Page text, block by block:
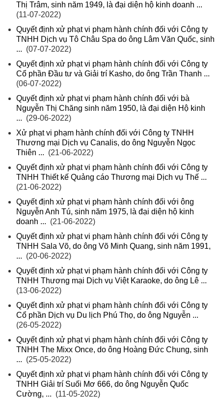
Thị Trâm, sinh năm 1949, là đại diện hộ kinh doanh ...
(11-07-2022)
Quyết định xử phạt vi phạm hành chính đối với Công ty
TNHH Dịch vụ Tô Châu Spa do ông Lâm Văn Quốc, sinh
... (07-07-2022)
Quyết định xử phạt vi phạm hành chính đối với Công ty
Cổ phần Đầu tư và Giải trí Kasho, do ông Trần Thanh ...
(06-07-2022)
Quyết định xử phạt vi phạm hành chính đối với bà
Nguyễn Thị Chăng sinh năm 1950, là đại diện Hộ kinh
... (29-06-2022)
Xử phạt vi phạm hành chính đối với Công ty TNHH
Thương mại Dịch vụ Canalis, do ông Nguyễn Ngọc
Thiên ... (21-06-2022)
Quyết định xử phạt vi phạm hành chính đối với Công ty
TNHH Thiết kế Quảng cáo Thương mại Dịch vụ Thế ...
(21-06-2022)
Quyết định xử phạt vi phạm hành chính đối với ông
Nguyễn Anh Tú, sinh năm 1975, là đại diện hộ kinh
doanh ... (21-06-2022)
Quyết định xử phạt vi phạm hành chính đối với Công ty
TNHH Sala Võ, do ông Võ Minh Quang, sinh năm 1991,
... (20-06-2022)
Quyết định xử phạt vi phạm hành chính đối với Công ty
TNHH Thương mại Dịch vụ Việt Karaoke, do ông Lê ...
(13-06-2022)
Quyết định xử phạt vi phạm hành chính đối với Công ty
Cổ phần Dịch vụ Du lịch Phú Thọ, do ông Nguyễn ...
(26-05-2022)
Quyết định xử phạt vi phạm hành chính đối với Công ty
TNHH The Mixx Once, do ông Hoàng Đức Chung, sinh
... (25-05-2022)
Quyết định xử phạt vi phạm hành chính đối với Công ty
TNHH Giải trí Suối Mơ 666, do ông Nguyễn Quốc
Cường, ... (11-05-2022)